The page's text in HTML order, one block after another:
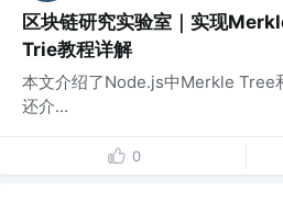
区块链研究实验室｜实现
Trie教程详解
本文介绍了Node.js中Merkle Tree
还介...
0